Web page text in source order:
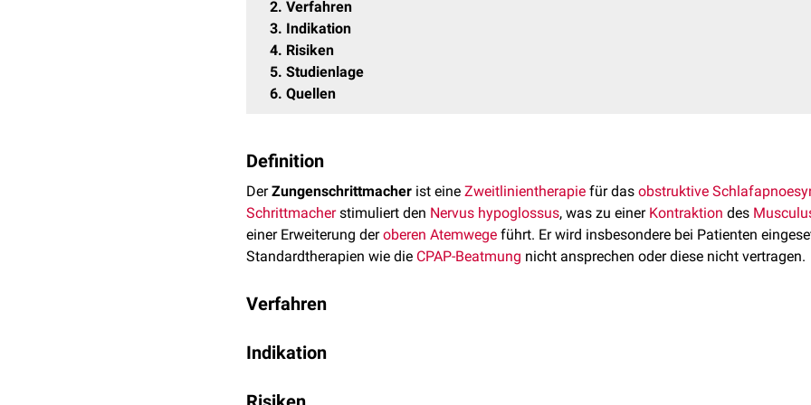
2 Verfahren
3 Indikation
4 Risiken
5 Studienlage
6 Quellen
Definition
DerZungenschrittmacher ist eine Zweitlinientherapie für das obstruktive
Schrittmacherstimuliert den Nervus hypoglossus, was zu einer Kontraktion des
einer Erweiterung deroberen Atemwege führt. Er wird insbesondere bei Patienten
Standardtherapien wie die CPAP-Beatmung nicht ansprechen oder diese nicht vertragen.
Verfahren
knapp unterhalb des
Nervus hypoglossus aus, die eine Kontraktion der Zungenmuskulatur bewirkt und so die
Indikation